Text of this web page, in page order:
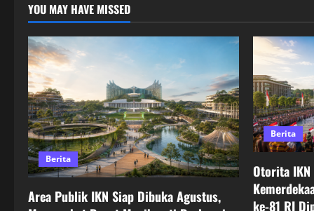
YOU MAY HAVE MISSED
Berita
Area Publik IKN Siap Dibuka Agustus,
Berita
Otorita IKN
ke-81 RI